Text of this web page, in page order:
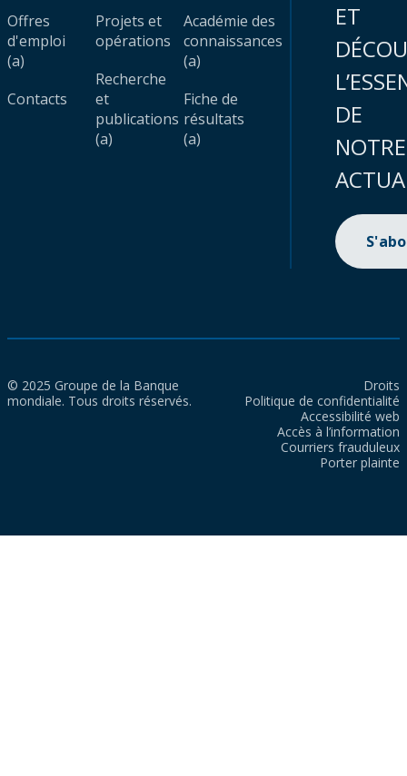
Offres
d'emploi
(a)
Contacts
Projets et
opérations
Recherche
et
publications
(a)
Académie des
connaissances
(a)
Fiche de
résultats
(a)
ET
DE
NOTRE
© 2025 Groupe de la Banque
mondiale. Tous droits réservés.
Droits
Politique de confidentialité
Accessibilité web
Accès à l’information
Courriers frauduleux
Porter plainte